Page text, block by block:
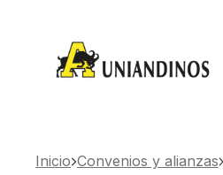
Inicio Convenios y alianzas